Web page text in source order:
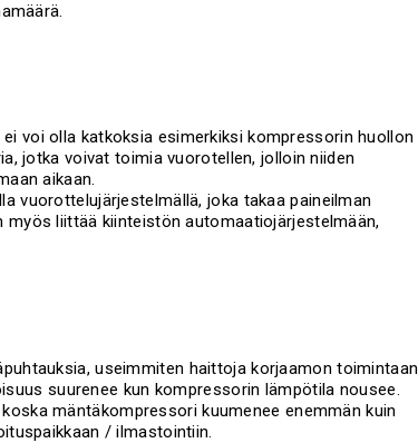
voi olla katkoksia esimerkiksi kompressorin huollon
jotka voivat toimia vuorotellen, jolloin niiden
aikaan.
vuorottelujärjestelmällä, joka takaa paineilman
myös liittää kiinteistön automaatiojärjestelmään,
useimmiten haittoja korjaamon toimintaan
suurenee kun kompressorin lämpötila nousee.
mäntäkompressori kuumenee enemmän kuin
/ ilmastointiin.